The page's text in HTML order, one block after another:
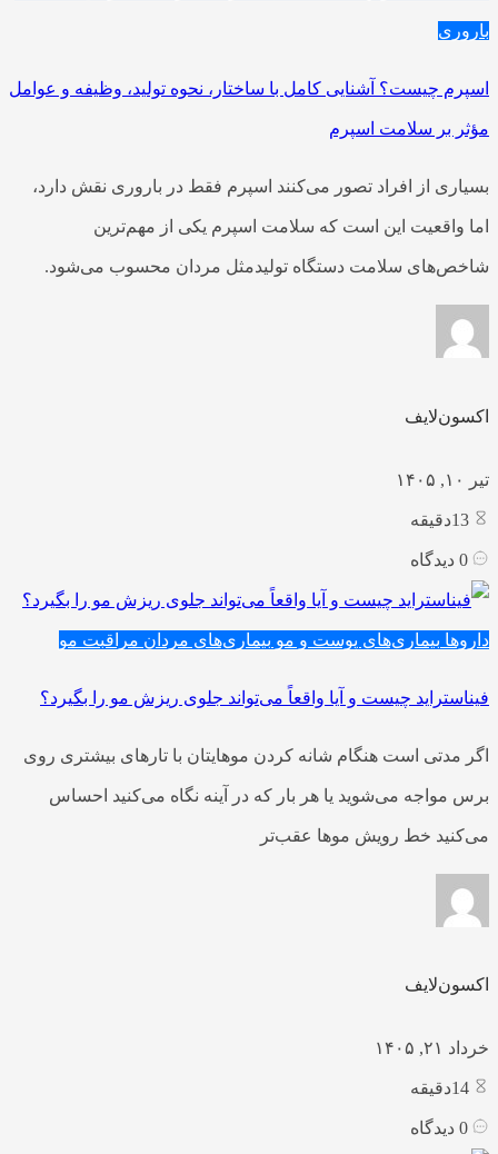
باروری
اسپرم چیست؟ آشنایی کامل با ساختار، نحوه تولید، وظیفه و عوامل
مؤثر بر سلامت اسپرم
بسیاری از افراد تصور می‌کنند اسپرم فقط در باروری نقش دارد،
اما واقعیت این است که سلامت اسپرم یکی از مهم‌ترین
شاخص‌های سلامت دستگاه تولیدمثل مردان محسوب می‌شود.
اکسون‌لایف
تیر ۱۰, ۱۴۰۵
دقیقه
دیدگاه
داروها بیماری‌های پوست و مو بیماری‌های مردان مراقبت مو
فیناستراید چیست و آیا واقعاً می‌تواند جلوی ریزش مو را بگیرد؟
اگر مدتی است هنگام شانه کردن موهایتان با تارهای بیشتری روی
برس مواجه می‌شوید یا هر بار که در آینه نگاه می‌کنید احساس
می‌کنید خط رویش موها عقب‌تر
اکسون‌لایف
خرداد ۲۱, ۱۴۰۵
دقیقه
دیدگاه